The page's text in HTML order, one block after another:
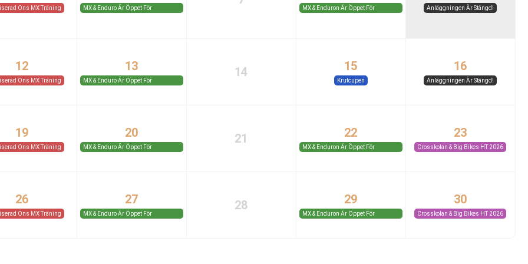
Ons MX Träning
MX & Enduro Är Öppet För
MX & Enduron Är Öppet För
Anläggningen Är Stängd!
12
Ons MX Träning
13
MX & Enduro Är Öppet För
14 15
Krutcupen
16
Anläggningen Är Stängd!
19
Ons MX Träning
20
MX & Enduro Är Öppet För
21 22
MX & Enduron Är Öppet För
23
Crosskolan & Big Bikes HT 2026
26
Ons MX Träning
27
MX & Enduro Är Öppet För
28 29
MX & Enduron Är Öppet För
30
Crosskolan & Big Bikes HT 2026